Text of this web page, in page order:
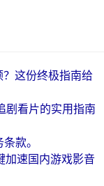
这份终极指南给
剧看片的实用指南
款。
加速国内游戏影音